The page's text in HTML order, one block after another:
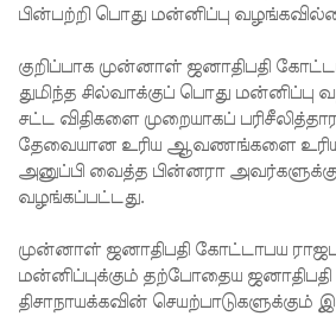
தடுப்பு
சட்டமூலத்
தில்
திருத்தம்!
ஹசனின்
வீட்டின்
பின்பற்றி பொது மன்னிப்பு
குறிப்பாக முன்னாள் ஜனாதிபதி
துமிந்த சில்வாக்குப் பொது மன்னிப்பு
சட்ட விதிகளை முறையாகப்
தேவையான உரிய ஆவணங்களை உரிய
அனுப்பி வைத்த பின்னரா
வழங்கப்பட்டது.
முன்னாள் ஜனாதிபதி கோட்டாபய
மன்னிப்புக்கும் தற்போதைய ஜனாதிபதி
திசாநாயக்கவின்